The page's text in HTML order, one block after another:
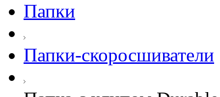
Папки
Папки-скоросшиватели